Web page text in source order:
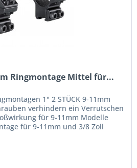
Ringmontage Mittel für...
1" 2 STÜCK 9-11mm
verhindern ein Verrutschen
für 9-11mm Modelle
für 9-11mm und 3/8 Zoll